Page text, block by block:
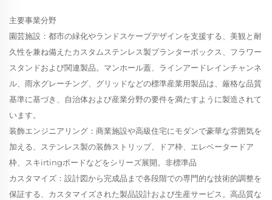
主要事業分野
園芸施設：都市の緑化やランドスケープデザインを支援する、美観と耐
久性を兼ね備えたカスタムステンレス製プランターボックス、フラワー
スタンドおよび関連製品。マンホール蓋、ラインアードレインチャンネ
ル、雨水グレーチング、グリッドなどの標準産業用製品は、厳格な品質
基準に基づき、自治体および産業分野の要件を満たすように製造されて
います。
装飾エンジニアリング：商業施設や高級住宅にモダンで豪華な雰囲気を
加える、ステンレス製の装飾ストリップ、ドア枠、エレベータードア
枠、スキirtingボードなどをシリーズ展開。非標準品
カスタマイズ：設計図から完成品まで各段階での専門的な技術的調整を
保証する、カスタマイズされた製品設計および生産サービス。高品質な